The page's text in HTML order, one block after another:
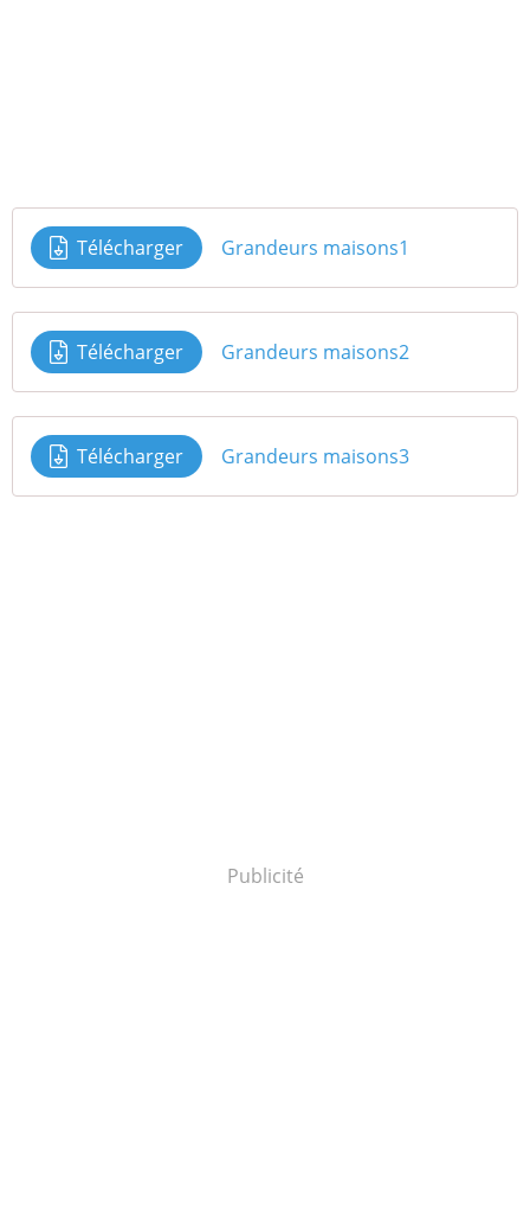
Télécharger Grandeurs maisons1
Télécharger Grandeurs maisons2
Télécharger Grandeurs maisons3
Publicité